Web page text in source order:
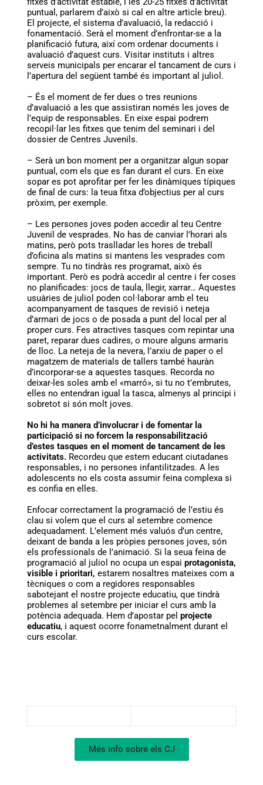
puntual, parlarem d’això si cal en altre article breu).
El projecte, el sistema d’avaluació, la redacció i
fonamentació. Serà el moment d’enfrontar-se a la
planificació futura, així com ordenar documents i
avaluació d’aquest curs. Visitar instituts i altres
serveis municipals per encarar el tancament de curs i
l’apertura del següent també és important al juliol.
– És el moment de fer dues o tres reunions
d’avaluació a les que assistiran només les joves de
l’equip de responsables. En eixe espai podrem
recopil·lar les fitxes que tenim del seminari i del
dossier de Centres Juvenils.
– Serà un bon moment per a organitzar algun sopar
puntual, com els que es fan durant el curs. En eixe
sopar es pot aprofitar per fer les dinàmiques típiques
de final de curs: la teua fitxa d’objectius per al curs
pròxim, per exemple.
– Les persones joves poden accedir al teu Centre
Juvenil de vesprades. No has de canviar l’horari als
matins, però pots traslladar les hores de treball
d’oficina als matins si mantens les vesprades com
sempre. Tu no tindràs res programat, això és
important. Però es podrà accedir al centre i fer coses
no planificades: jocs de taula, llegir, xarrar… Aquestes
usuàries de juliol poden col·laborar amb el teu
acompanyament de tasques de revisió i neteja
d’armari de jocs o de posada a punt del local per al
proper curs. Fes atractives tasques com repintar una
paret, reparar dues cadires, o moure alguns armaris
de lloc. La neteja de la nevera, l’arxiu de paper o el
magatzem de materials de tallers també hauràn
d’incorporar-se a aquestes tasques. Recorda no
deixar-les soles amb el «marró», si tu no t’embrutes,
elles no entendran igual la tasca, almenys al principi i
sobretot si són molt joves.
No hi ha manera d’involucrar i de fomentar la
participació si no forcem la responsabilització
d’estes tasques en el moment de tancament de les
activitats. Recordeu que estem educant ciutadanes
responsables, i no persones infantilitzades. A les
adolescents no els costa assumir feina complexa si
es confia en elles.
Enfocar correctament la programació de l’estiu és
clau si volem que el curs al setembre comence
adequadament. L’element més valuós d’un centre,
deixant de banda a les pròpies persones joves, són
els professionals de l’animació. Si la seua feina de
programació al juliol no ocupa un espai protagonista,
visible i prioritari, estarem nosaltres mateixes com a
tècniques o com a regidores responsables
sabotejant el nostre projecte educatiu, que tindrà
problemes al setembre per iniciar el curs amb la
potència adequada. Hem d’apostar pel projecte
educatiu, i aquest ocorre fonametnalment durant el
curs escolar.
Més info sobre els CJ